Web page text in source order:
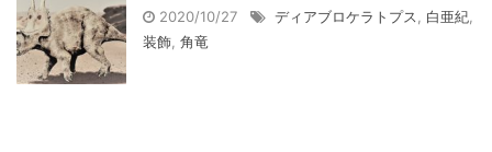
2020/10/27 ディアブロケラトプス 白亜紀
装飾 角竜